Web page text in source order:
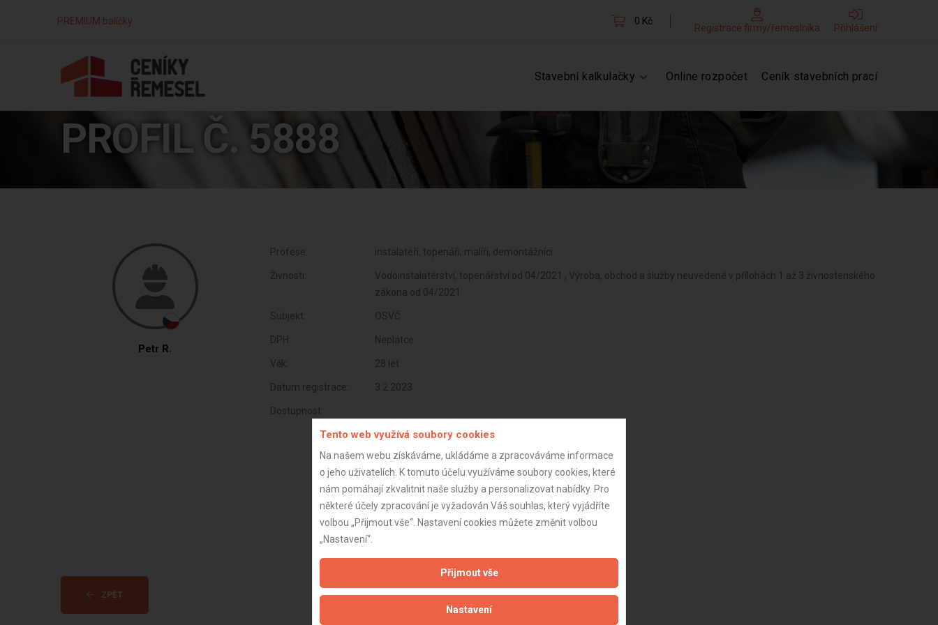
PREMIUM balíčky 0 Kč
Registrace firmy/řemeslníka Přihlášení
Stavební kalkulačky Online rozpočet Ceník stavebních prací
PROFIL Č. 5888
Petr R.
Profese: instalatéři, topenáři, malíři, demontážníci
Živnosti:
Vodoinstalatérství, topenářství od 04/2021 , Výroba, obchod a služby neuvedené v přílohách 1 až 3 živnostenského
zákona od 04/2021
Subjekt: OSVČ
DPH: Neplátce
Věk: 28 let
Datum registrace: 3.2.2023
Dostupnost:
ZPĚT Aktualizováno z portálu ARES dne 01.01.2024 21:45:09
Tento web využívá soubory cookies
Na našem webu získáváme, ukládáme a zpracováváme informace
o jeho uživatelích. K tomuto účelu využíváme soubory cookies, které
nám pomáhají zkvalitnit naše služby a personalizovat nabídky. Pro
některé účely zpracování je vyžadován Váš souhlas, který vyjádříte
volbou „Přijmout vše“. Nastavení cookies můžete změnit volbou
„Nastavení“.
Přijmout vše
Nastavení